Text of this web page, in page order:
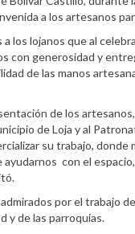
a los artesanos
los lojanos que al
con generosidad y
de las manos
de los
de Loja y al
su trabajo, donde
ayudarnos con el
por el trabajo
y de las parroquias.